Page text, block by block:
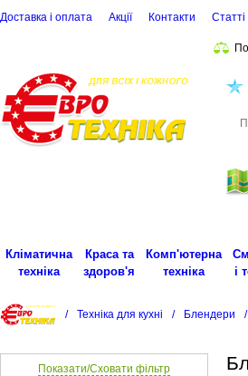
Доставка і оплата Акції Контакти Статті
Кліматична
техніка
Краса та
здоров'я
Комп'ютерна
техніка
і
/ Техніка для кухні / Блендери /
Показати/Сховати фільтр